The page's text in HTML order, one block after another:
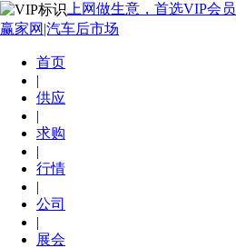
上网做生意，首选VIP会员
赢家网|汽车后市场
首页
|
供应
|
求购
|
行情
|
公司
|
展会